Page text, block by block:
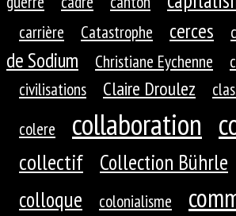
carrière
Catastrophe cerces
de Sodium
Christiane Eychenne
civilisations
Claire Droulez
colere
collaboration
collectif Collection Bührle
colloque colonialisme